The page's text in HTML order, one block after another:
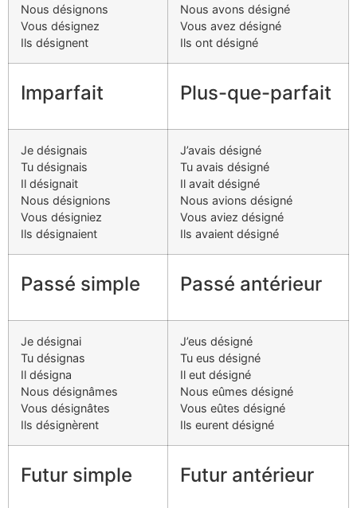
Nous désignons
Vous désignez
Ils désignent
Nous avons désigné
Vous avez désigné
Ils ont désigné
Imparfait Plus-que-parfait
Je désignais
Tu désignais
Il désignait
Nous désignions
Vous désigniez
Ils désignaient
J’avais désigné
Tu avais désigné
Il avait désigné
Nous avions désigné
Vous aviez désigné
Ils avaient désigné
Passé simple Passé antérieur
Je désignai
Tu désignas
Il désigna
Nous désignâmes
Vous désignâtes
Ils désignèrent
J’eus désigné
Tu eus désigné
Il eut désigné
Nous eûmes désigné
Vous eûtes désigné
Ils eurent désigné
Futur simple Futur antérieur